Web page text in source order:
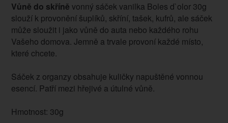
Vůně do skříně vonný sáček vanilka Boles d`olor 30g
slouží k provonění šuplíků, skříní, tašek, kufrů, ale sáček
může sloužit i jako vůně do auta nebo každého rohu
Vašeho domova. Jemně a trvale provoní každé místo,
které chcete.
Sáček z organzy obsahuje kuličky napuštěné vonnou
esencí. Patří mezi hřejivé a útulné vůně.
Hmotnost: 30g